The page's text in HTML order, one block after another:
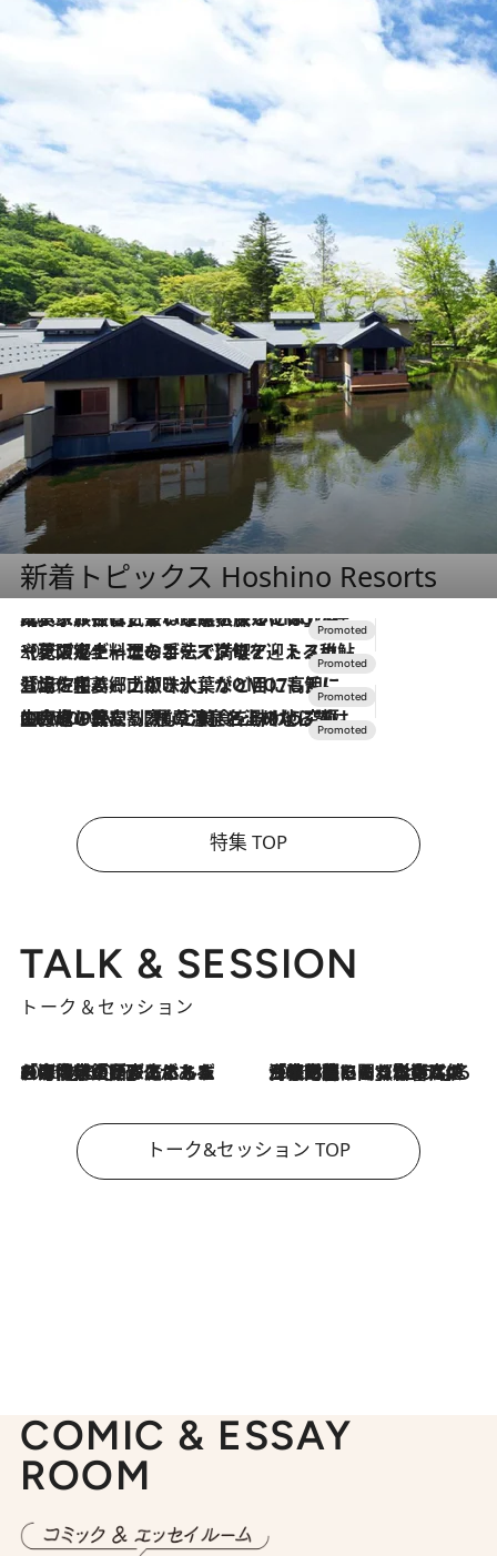
新着トピックス Hoshino Resorts
2026.7.31
【ホテル帰省】という選択肢をOMOが提案。家族とほどよい距離を保つには「昼は実家、夜は気兼ねなくホテルで！」
2026.7.24
【夏限定ディナーコース】旬を迎える稚鮎や花ズッキーニなどをイタリア・トスカーナの郷土料理の手法で満喫！
2026.7.17
「土佐和ハーブかき氷」がOMO7高知に登場！生姜、山椒、大葉など目にも舌にも涼を呼ぶ郷土の味
2026.7.10
NEW OPEN！【界 草津】名湯の地に誕生。趣の異なる2種の温泉と上州ならではの会席・蕎麦割烹など美食を味わう究極の癒やし旅
特集 TOP
TALK & SESSION
トーク＆セッション
2026.8.3
「今後値上げがあるとすれば…」「リスクがあるのは今年の冬」エネルギー専門家が語る、ホルムズ海峡封鎖が家庭にもたらす“ある心配” 2026.8.3
「住宅建てられない…」「サーチャージ料の高値が続いている」ホルムズ海峡封鎖による影響はいつまで続く？《エネルギー専門家に聞く“どうなる日本の暮らし”》
トーク&セッション TOP
COMIC & ESSAY
ROOM